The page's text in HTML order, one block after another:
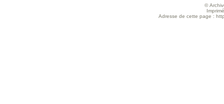
©
Adresse de cette page :